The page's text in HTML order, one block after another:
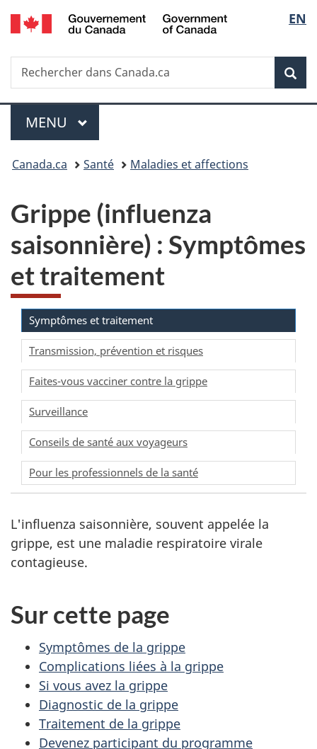
Passer
au
principal
Passer
à
Au
du
Passer
à
version
simplifiée
de
la
EN
Recherche
Rechercher
dans
Menu
MENU PRINCIPAL
Vous
ici :
Canada.ca Santé Maladies et affections
Grippe (influenza
saisonnière) : Symptômes
et traitement
Symptômes et traitement
Transmission, prévention et risques
Faites-vous vacciner contre la grippe
Surveillance
Conseils de santé aux voyageurs
Pour les professionnels de la santé
L'influenza saisonnière, souvent appelée la
grippe, est une maladie respiratoire virale
contagieuse.
Sur cette page
Symptômes de la grippe
Complications liées à la grippe
Si vous avez la grippe
Diagnostic de la grippe
Traitement de la grippe
Devenez participant du programme